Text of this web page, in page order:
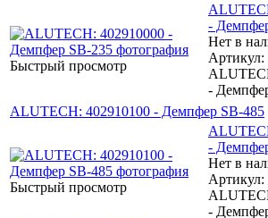
Быстрый просмотр
-
Нет в
Артикул:
-
ALUTECH: 402910100 - Демпфер SB-485
Быстрый просмотр
-
Нет в
Артикул:
-